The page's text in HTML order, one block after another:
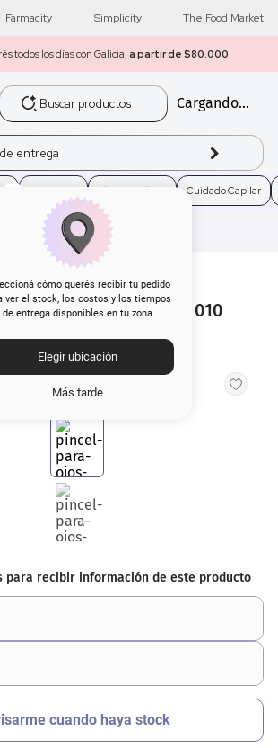
Farmacity Simplicity The Food Market
todos los días con Galicia, a partir de $80.000
productos
Cargando...
entrega
cómo querés recibir tu pedido
ver el stock, los costos y los tiempos
de entrega disponibles en tu zona
Elegir ubicación
Más tarde
Electro Belleza Cuidado Capilar
Get The Look Plano 010